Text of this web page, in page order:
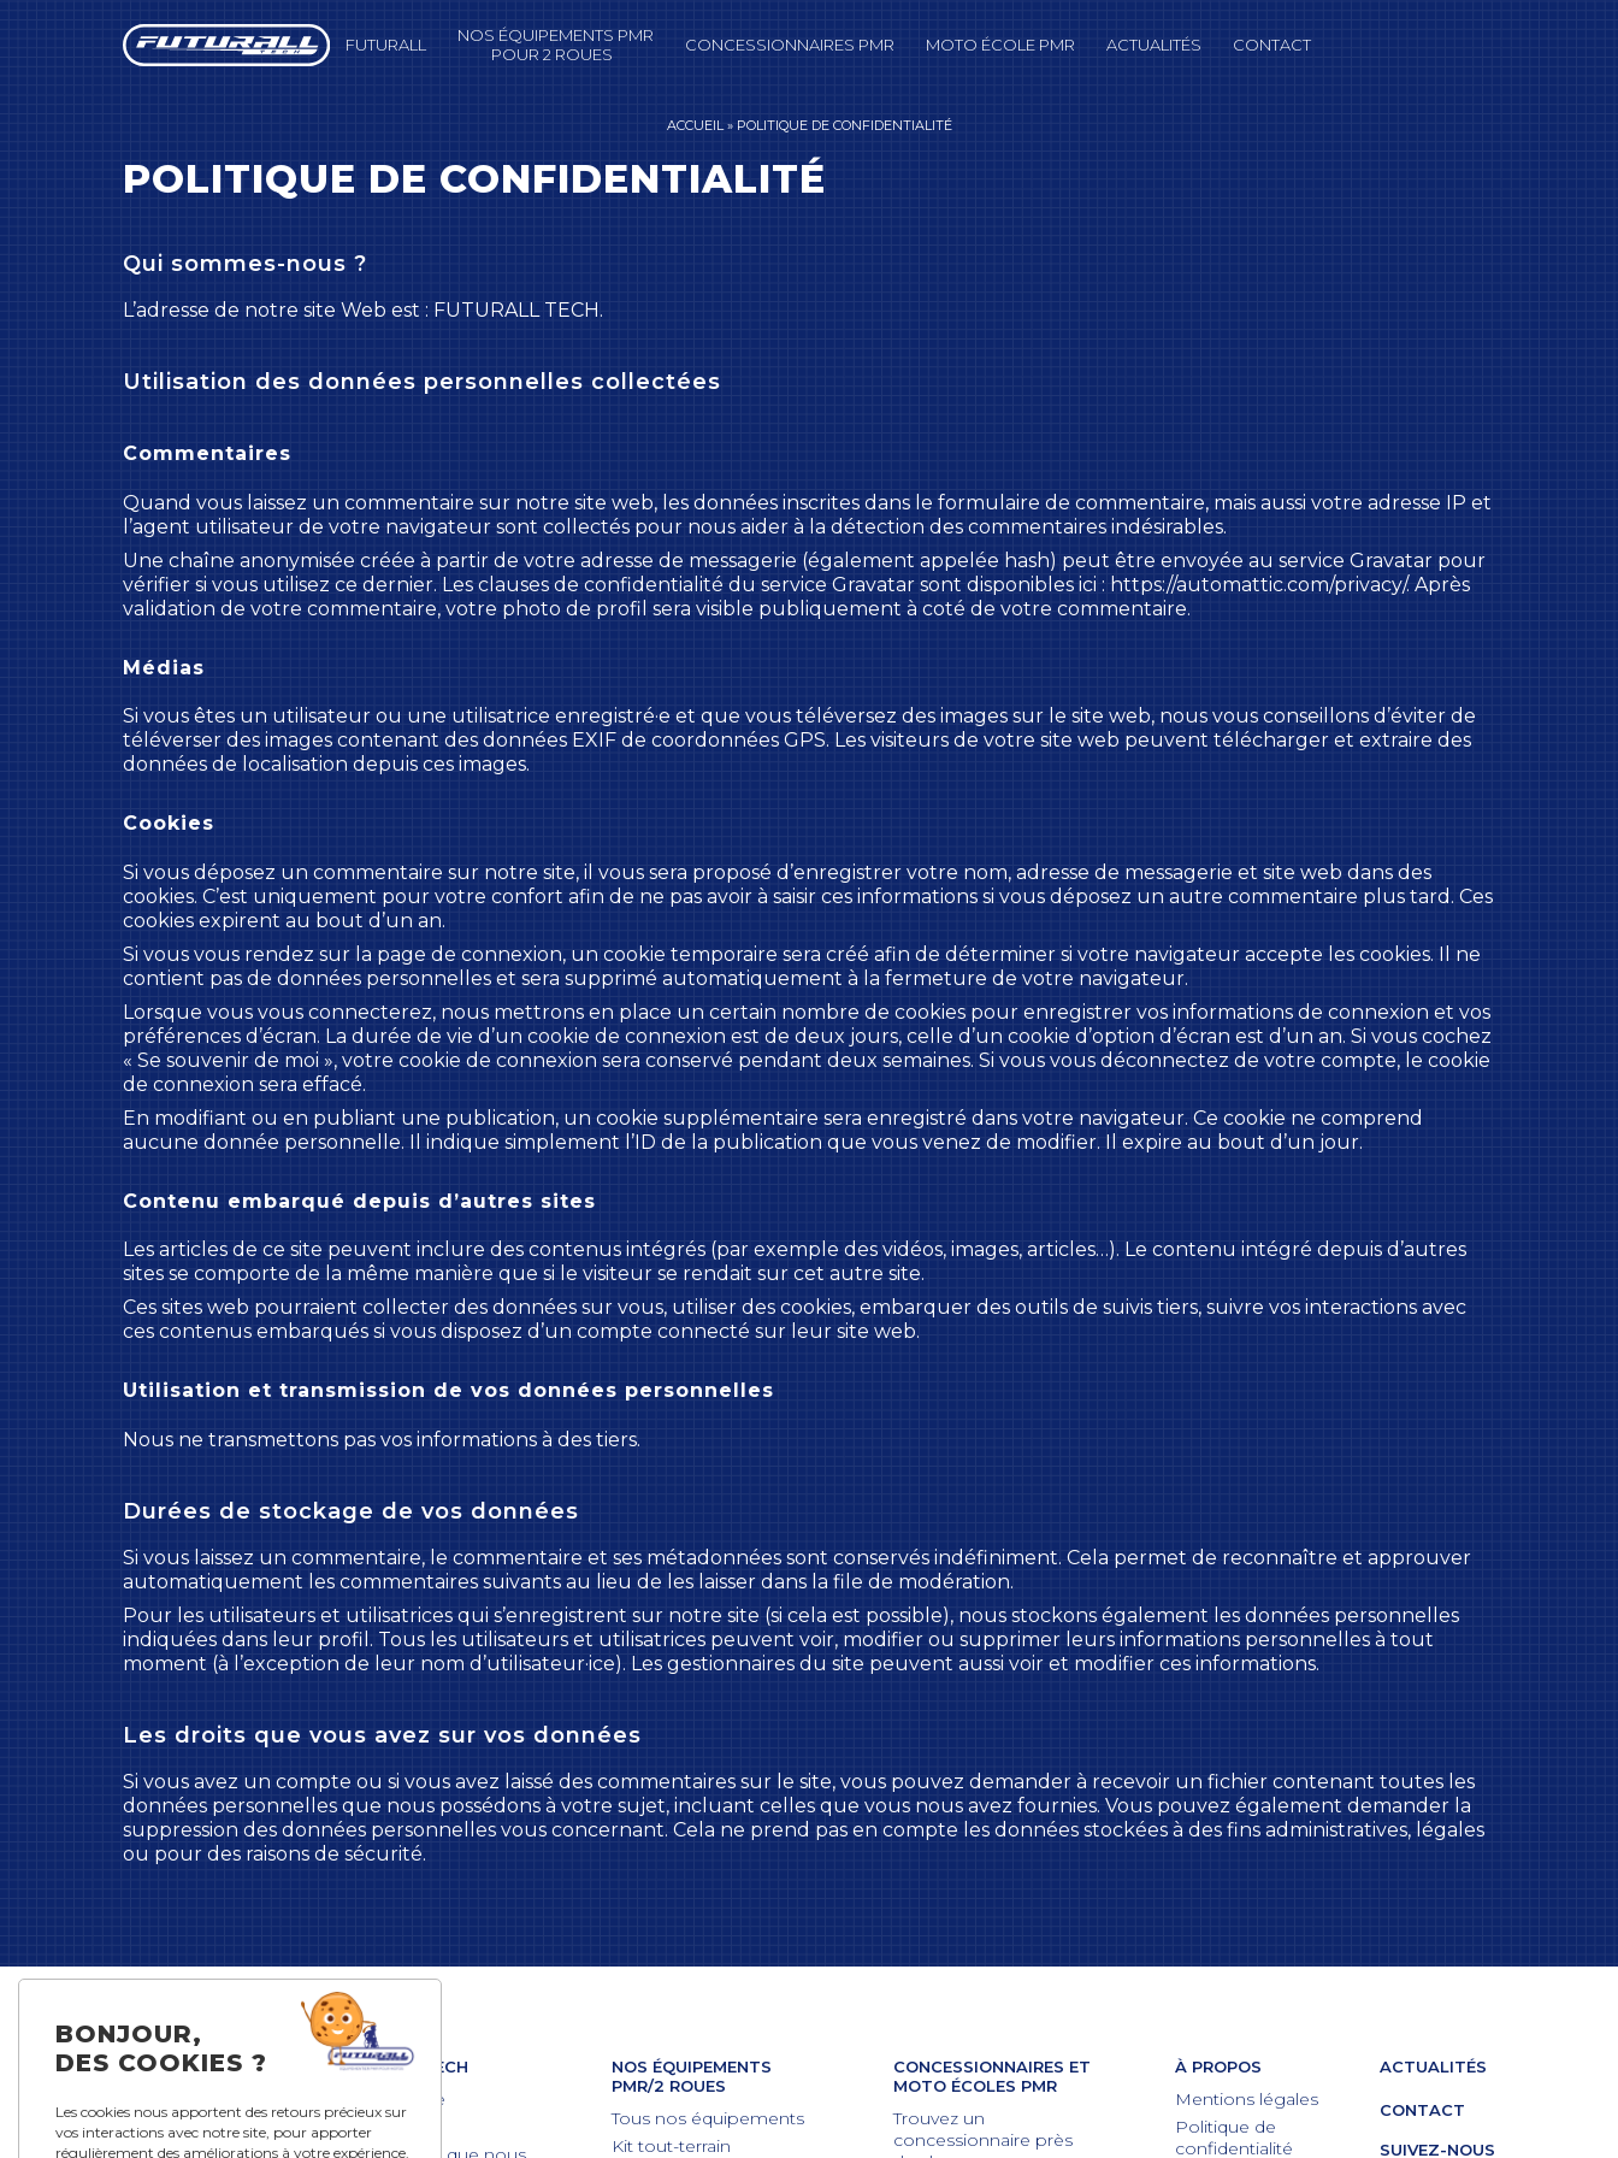
FUTURALL
NOS ÉQUIPEMENTS PMR
POUR 2 ROUES
CONCESSIONNAIRES PMR MOTO ÉCOLE PMR ACTUALITÉS CONTACT
ACCUEIL» POLITIQUE DE CONFIDENTIALITÉ
POLITIQUE DE CONFIDENTIALITÉ
Qui sommes-nous ?
L’adresse de notre site Web est : FUTURALL TECH.
Utilisation des données personnelles collectées
Commentaires
Quand vous laissez un commentaire sur notre site web, les données inscrites dans le formulaire de commentaire, mais aussi votre adresse IP et
l’agent utilisateur de votre navigateur sont collectés pour nous aider à la détection des commentaires indésirables.
Une chaîne anonymisée créée à partir de votre adresse de messagerie (également appelée hash) peut être envoyée au service Gravatar pour
vérifier si vous utilisez ce dernier. Les clauses de confidentialité du service Gravatar sont disponibles ici : https://automattic.com/privacy/. Après
validation de votre commentaire, votre photo de profil sera visible publiquement à coté de votre commentaire.
Médias
Si vous êtes un utilisateur ou une utilisatrice enregistré·e et que vous téléversez des images sur le site web, nous vous conseillons d’éviter de
téléverser des images contenant des données EXIF de coordonnées GPS. Les visiteurs de votre site web peuvent télécharger et extraire des
données de localisation depuis ces images.
Cookies
Si vous déposez un commentaire sur notre site, il vous sera proposé d’enregistrer votre nom, adresse de messagerie et site web dans des
cookies. C’est uniquement pour votre confort afin de ne pas avoir à saisir ces informations si vous déposez un autre commentaire plus tard. Ces
cookies expirent au bout d’un an.
Si vous vous rendez sur la page de connexion, un cookie temporaire sera créé afin de déterminer si votre navigateur accepte les cookies. Il ne
contient pas de données personnelles et sera supprimé automatiquement à la fermeture de votre navigateur.
Lorsque vous vous connecterez, nous mettrons en place un certain nombre de cookies pour enregistrer vos informations de connexion et vos
préférences d’écran. La durée de vie d’un cookie de connexion est de deux jours, celle d’un cookie d’option d’écran est d’un an. Si vous cochez
« Se souvenir de moi », votre cookie de connexion sera conservé pendant deux semaines. Si vous vous déconnectez de votre compte, le cookie
de connexion sera effacé.
En modifiant ou en publiant une publication, un cookie supplémentaire sera enregistré dans votre navigateur. Ce cookie ne comprend
aucune donnée personnelle. Il indique simplement l’ID de la publication que vous venez de modifier. Il expire au bout d’un jour.
Contenu embarqué depuis d’autres sites
Les articles de ce site peuvent inclure des contenus intégrés (par exemple des vidéos, images, articles…). Le contenu intégré depuis d’autres
sites se comporte de la même manière que si le visiteur se rendait sur cet autre site.
Ces sites web pourraient collecter des données sur vous, utiliser des cookies, embarquer des outils de suivis tiers, suivre vos interactions avec
ces contenus embarqués si vous disposez d’un compte connecté sur leur site web.
Utilisation et transmission de vos données personnelles
Nous ne transmettons pas vos informations à des tiers.
Durées de stockage de vos données
Si vous laissez un commentaire, le commentaire et ses métadonnées sont conservés indéfiniment. Cela permet de reconnaître et approuver
automatiquement les commentaires suivants au lieu de les laisser dans la file de modération.
Pour les utilisateurs et utilisatrices qui s’enregistrent sur notre site (si cela est possible), nous stockons également les données personnelles
indiquées dans leur profil. Tous les utilisateurs et utilisatrices peuvent voir, modifier ou supprimer leurs informations personnelles à tout
moment (à l’exception de leur nom d’utilisateur·ice). Les gestionnaires du site peuvent aussi voir et modifier ces informations.
Les droits que vous avez sur vos données
Si vous avez un compte ou si vous avez laissé des commentaires sur le site, vous pouvez demander à recevoir un fichier contenant toutes les
données personnelles que nous possédons à votre sujet, incluant celles que vous nous avez fournies. Vous pouvez également demander la
suppression des données personnelles vous concernant. Cela ne prend pas en compte les données stockées à des fins administratives, légales
ou pour des raisons de sécurité.
FUTURALL TECH
Notre histoire
Notre projet
NOS ÉQUIPEMENTS
PMR/2 ROUES
Tous nos équipements
Kit tout-terrain
CONCESSIONNAIRES ET
MOTO ÉCOLES PMR
Trouvez un
concessionnaire près
À PROPOS
Mentions légales
Politique de
confidentialité
ACTUALITÉS
CONTACT
SUIVEZ-NOUS
BONJOUR,
DES COOKIES ?
Les cookies nous apportent des retours précieux sur
vos interactions avec notre site, pour apporter
régulièrement des améliorations à votre expérience.